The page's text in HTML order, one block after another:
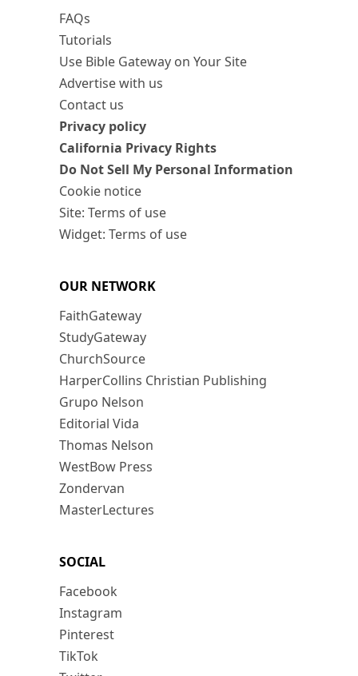
FAQs
Tutorials
Use Bible Gateway on Your Site
Advertise with us
Contact us
Privacy policy
California Privacy Rights
Do Not Sell My Personal Information
Cookie notice
Site: Terms of use
Widget: Terms of use
OUR NETWORK
FaithGateway
StudyGateway
ChurchSource
HarperCollins Christian Publishing
Grupo Nelson
Editorial Vida
Thomas Nelson
WestBow Press
Zondervan
MasterLectures
SOCIAL
Facebook
Instagram
Pinterest
TikTok